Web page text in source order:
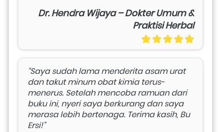
Dr. Hendra Wijaya – Dokter Umum &
Praktisi Herbal
“Saya sudah lama menderita asam urat
dan takut minum obat kimia terus-
menerus. Setelah mencoba ramuan dari
buku ini, nyeri saya berkurang dan saya
merasa lebih bertenaga. Terima kasih, Bu
Ersi!”